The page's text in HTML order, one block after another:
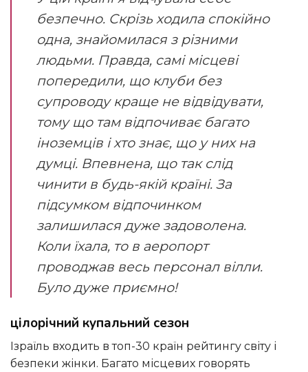
безпечно. Скрізь ходила спокійно
одна, знайомилася з різними
людьми. Правда, самі місцеві
попередили, що клуби без
супроводу краще не відвідувати,
тому що там відпочиває багато
іноземців і хто знає, що у них на
думці. Впевнена, що так слід
чинити в будь-якій країні. За
підсумком відпочинком
залишилася дуже задоволена.
Коли їхала, то в аеропорт
проводжав весь персонал вілли.
Було дуже приємно!
цілорічний купальний сезон
безпеки жінки. Багато місцевих говорять